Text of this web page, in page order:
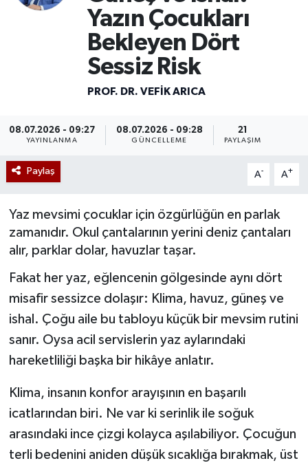
Yazın Çocukları
Bekleyen Dört
Sessiz Risk
PROF. DR. VEFIK ARICA
08.07.2026 - 09:27
YAYINLANMA
08.07.2026 - 09:28
GÜNCELLEME
21
PAYLAŞIM
Paylaş A- A+
Yaz mevsimi çocuklar için özgürlüğün en parlak
zamanıdır. Okul çantalarının yerini deniz çantaları
alır, parklar dolar, havuzlar taşar.
Fakat her yaz, eğlencenin gölgesinde aynı dört
misafir sessizce dolaşır: Klima, havuz, güneş ve
ishal. Çoğu aile bu tabloyu küçük bir mevsim rutini
sanır. Oysa acil servislerin yaz aylarındaki
hareketliliği başka bir hikâye anlatır.
Klima, insanın konfor arayışının en başarılı
icatlarından biri. Ne var ki serinlik ile soğuk
arasındaki ince çizgi kolayca aşılabiliyor. Çocuğun
terli bedenini aniden düşük sıcaklığa bırakmak, üst